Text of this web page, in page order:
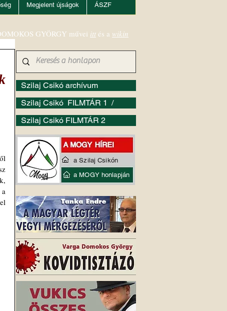
Megjelent újságok ÁSZF
Szilaj Csikó archívum
Szilaj Csikó FILMTÁR 1 /
Szilaj Csikó FILMTÁR 2
GYÖRGY művei itt és a wikin
a Szilaj Csikón
a MOGY honlapján